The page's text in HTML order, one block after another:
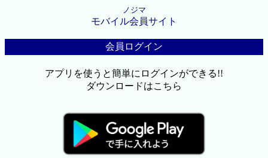
ノジマ
モバイル会員サイト
会員ログイン
アプリを使うと簡単にログインができる!!
ダウンロードはこちら